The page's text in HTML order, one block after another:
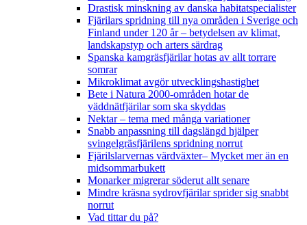
Drastisk minskning av danska habitatspecialister
Fjärilars spridning till nya områden i Sverige och
Finland under 120 år– betydelsen av klimat,
landskapstyp och arters särdrag
Spanska kamgräsfjärilar hotas av allt torrare
somrar
Mikroklimat avgör utvecklingshastighet
Bete i Natura 2000-områden hotar de
väddnätfjärilar som ska skyddas
Nektar – tema med många variationer
Snabb anpassning till dagslängd hjälper
svingelgräsfjärilens spridning norrut
Fjärilslarvernas värdväxter– Mycket mer än en
midsommarbukett
Monarker migrerar söderut allt senare
Mindre kräsna sydrovfjärilar sprider sig snabbt
norrut
Vad tittar du på?